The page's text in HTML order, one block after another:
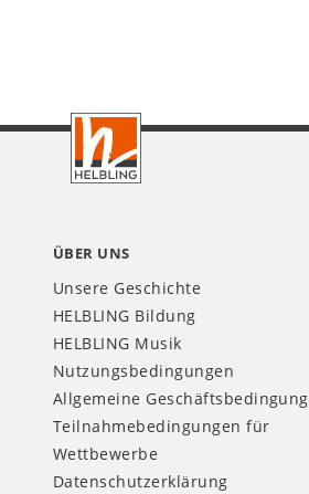
Footer
ÜBER UNS
Unsere Geschichte
HELBLING Bildung
HELBLING Musik
Nutzungsbedingungen
Allgemeine
Teilnahmebedingungen für
Wettbewerbe
Datenschutzerklärung